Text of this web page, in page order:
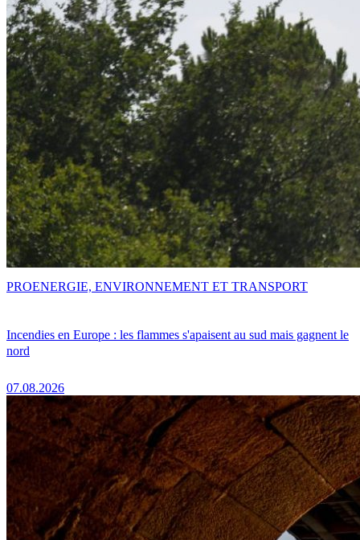
Incendies en Europe : les flammes s'apaisent au sud mais gagnent le
nord
07.08.2026
PROENERGIE, ENVIRONNEMENT ET TRANSPORT